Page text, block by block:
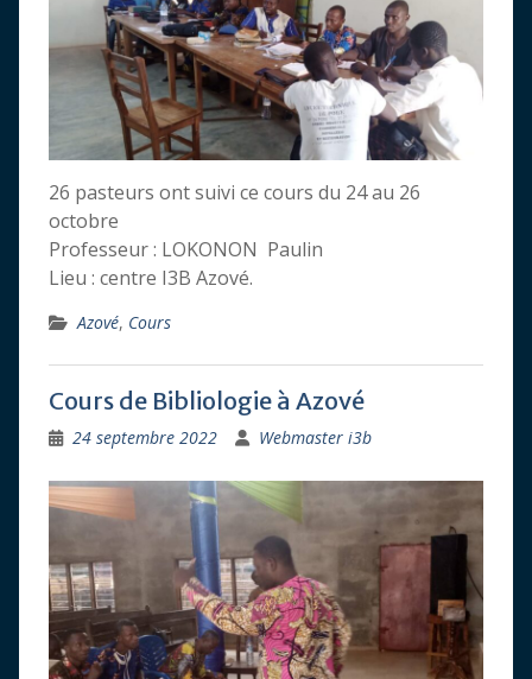
26 pasteurs ont suivi ce cours du 24 au 26
octobre
Professeur : LOKONON Paulin
Lieu : centre I3B Azové.
Azové, Cours
Cours de Bibliologie à Azové
24 septembre 2022 Webmaster i3b